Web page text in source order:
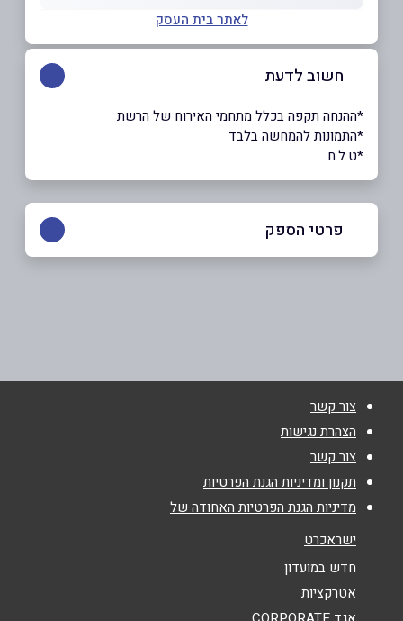
לאתר בית העסק
חשוב לדעת
*ההנחה תקפה בכלל מתחמי האירוח של הרשת
*התמונות להמחשה בלבד
*ט.ל.ח
פרטי הספק
שם מלא
טלפון
נושא*
צור קשר
הצהרת נגישות
צור קשר
תקנון ומדיניות הגנת הפרטיות
מדיניות הגנת הפרטיות האחודה של
ישראכרט
חדש במועדון
אטרקציות